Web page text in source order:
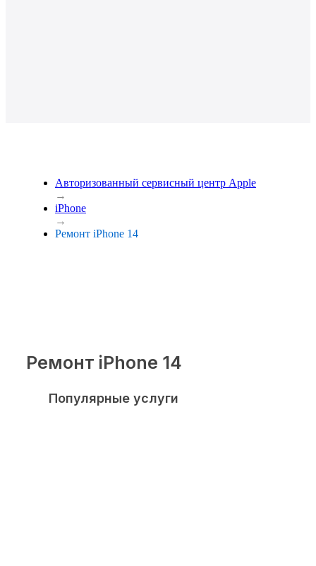
Авторизованный сервисный центр Apple
→
iPhone
→
Ремонт iPhone 14
Ремонт iPhone 14
Популярные услуги